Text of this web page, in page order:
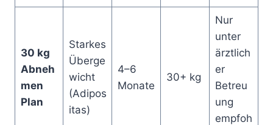
30 kg
Abneh
men
Plan
Starkes
Überge
wicht
(Adipos
itas)
4–6
Monate
30+ kg
Nur
unter
ärztlich
er
Betreu
ung
empfoh